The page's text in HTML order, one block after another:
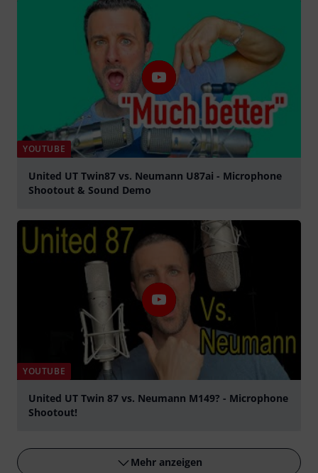
YOUTUBE
United UT Twin87 vs. Neumann U87ai - Microphone
Shootout & Sound Demo
YOUTUBE
United UT Twin 87 vs. Neumann M149? - Microphone
Shootout!
Mehr anzeigen